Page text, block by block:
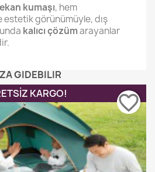
kumaşı, hem
estetik görünümüyle, dış
kalıcı çözümarayanlar
GIDEBILIR
KARGO!
favorite_border